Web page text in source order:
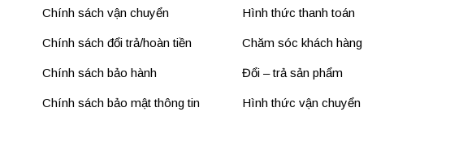
Chính sách vận chuyển
Chính sách đổi trả/hoàn tiền
Chính sách bảo hành
Chính sách bảo mật thông tin
Hình thức thanh toán
Chăm sóc khách hàng
Đổi – trả sản phẩm
Hình thức vận chuyển